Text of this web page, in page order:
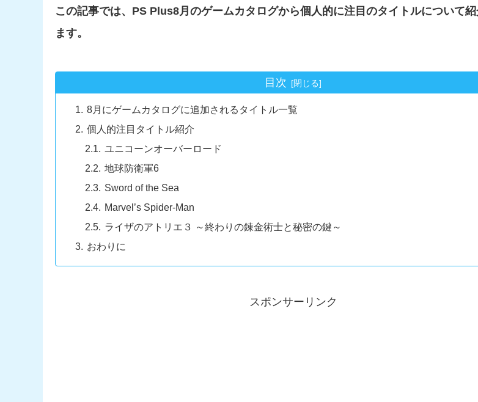
この記事では、 PS Plus8月のゲームカタログから個人的に注目のタイトルについて紹
ます。
目次
8月にゲームカタログに追加されるタイトル一覧
個人的注目タイトル紹介
ユニコーンオーバーロード
地球防衛軍6
Sword of the Sea
Marvel’s Spider-Man
ライザのアトリエ３ ～終わりの錬金術士と秘密の鍵～
おわりに
スポンサーリンク